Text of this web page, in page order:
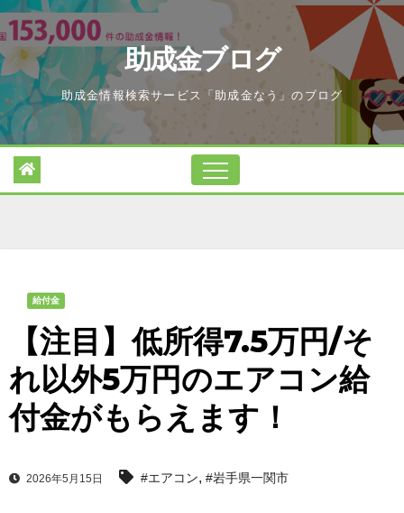
Skip
to
content
助成金ブログ
助成金情報検索サービス「助成金なう」のブログ
給付金
【注目】低所得7.5万円/そ
れ以外5万円のエアコン給
付金がもらえます！
2026年5月15日 #エアコン, #岩手県一関市